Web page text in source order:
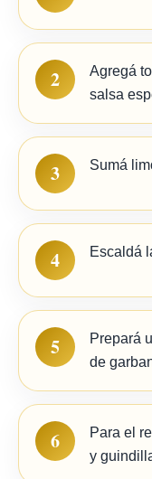
2
Agregá
salsa
3 Sumá
4 Escaldá
5
Prepará
de
6
Para el
y